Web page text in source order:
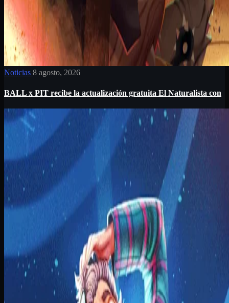
Noticias 8 agosto, 2026
BALL x PIT recibe la actualización gratuita El Naturalista con